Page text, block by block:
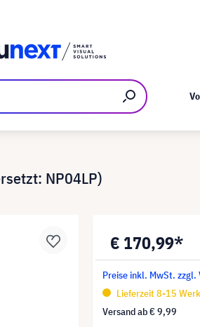
NP04LP)
€ 170,99*
Preise inkl. MwSt. zzgl.
Lieferzeit 8-15
Versand ab€ 9,99